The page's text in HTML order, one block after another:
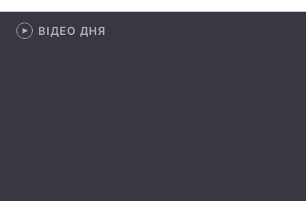
Екологія Регіони
Лонгріди
ВІДЕО ДНЯ